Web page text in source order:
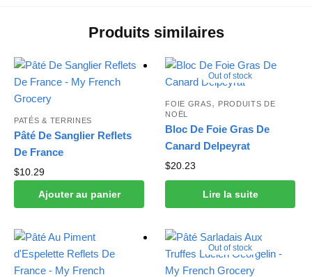
Produits similaires
PATÉS & TERRINES
Pâté De Sanglier Reflets
De France
$10.29
Ajouter au panier
Out of stock
FOIE GRAS,
PRODUITS DE
NOËL
Bloc De Foie Gras De
Canard Delpeyrat
$20.23
Lire la suite
Out of stock